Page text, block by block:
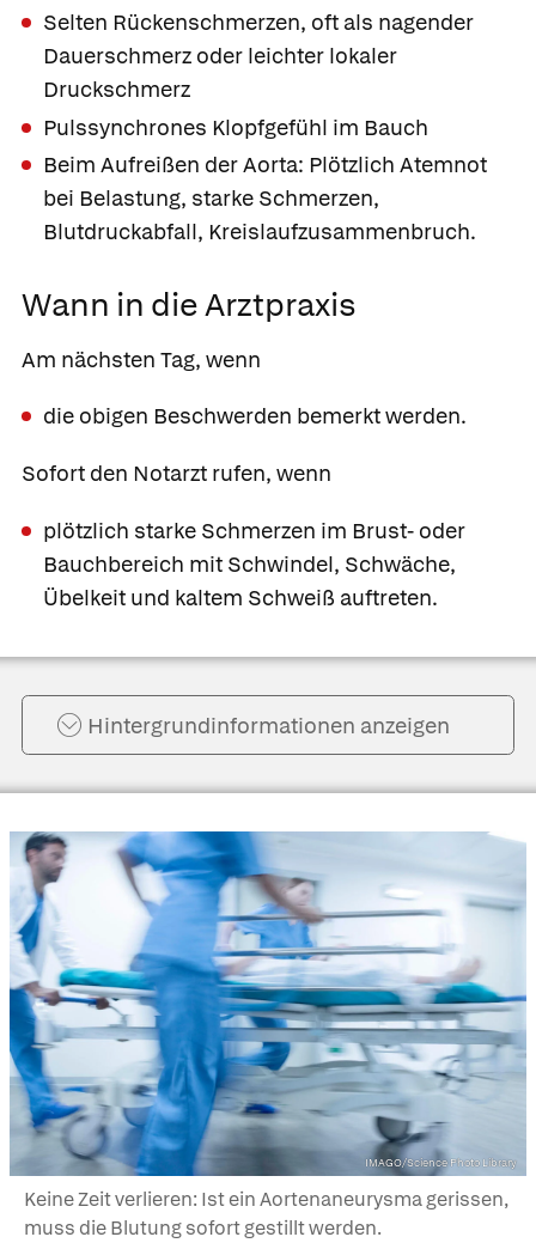
Selten Rückenschmerzen, oft als nagender
Dauerschmerz oder leichter lokaler
Druckschmerz
Pulssynchrones Klopfgefühl im Bauch
Beim Aufreißen der Aorta: Plötzlich Atemnot
bei Belastung, starke Schmerzen,
Blutdruckabfall, Kreislaufzusammenbruch.
Wann in die Arztpraxis
Am nächsten Tag, wenn
die obigen Beschwerden bemerkt werden.
Sofort den Notarzt rufen, wenn
plötzlich starke Schmerzen im Brust- oder
Bauchbereich mit Schwindel, Schwäche,
Übelkeit und kaltem Schweiß auftreten.
Hintergrund­informationen anzeigen
IMAGO/Science Photo Library
Keine Zeit verlieren: Ist ein Aortenaneurysma gerissen,
muss die Blutung sofort gestillt werden.